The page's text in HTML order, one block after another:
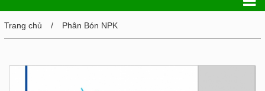
Trang chủ Phân Bón NPK